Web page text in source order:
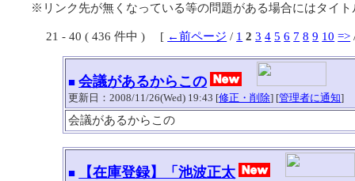
※リンク先が無くなっている等の問題がある場合にはタイト
21 - 40 ( 436 件中 ) [ ←前ページ / 1 2 3 4 5 6 7 8 9 10 =>
■ 会議があるからこの
更新日：2008/11/26(Wed) 19:43 [修正・削除] [管理者に通知]
会議があるからこの
■ 【在庫登録】「池波正太